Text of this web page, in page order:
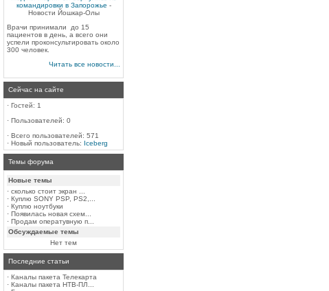
командировки в Запорожье -
Новости Йошкар-Олы
Врачи принимали до 15
пациентов в день, а всего они
успели проконсультировать около
300 человек.
Читать все новости...
Сейчас на сайте
· Гостей: 1
· Пользователей: 0
· Всего пользователей: 571
· Новый пользователь: Iceberg
Темы форума
Новые темы
· сколько стоит экран ...
· Куплю SONY PSP, PS2,...
· Куплю ноутбуки
· Появилась новая схем...
· Продам оператувную п...
Обсуждаемые темы
Нет тем
Последние статьи
· Каналы пакета Телекарта
· Каналы пакета НТВ-ПЛ...